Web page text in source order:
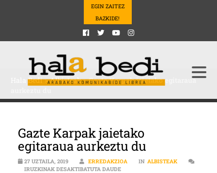
EGIN ZAITEZ
BAZKIDE!
Hala Bedi>Albisteak>Gazte Karpak jaietako egitaraua
Gazte Karpak jaietako
egitaraua aurkeztu du
27 UZTAILA, 2019 ERREDAKZIOA IN ALBISTEAK
IRUZKINAK DESAKTIBATUTA DAUDEGAZTE KARPAK JAIETAKO